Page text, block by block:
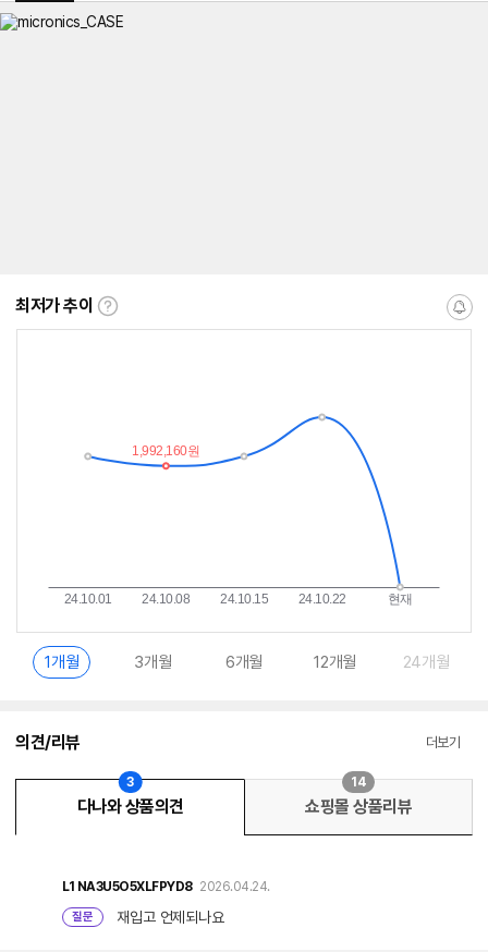
최저가 추이
최
알
1개월 3개월 6개월 12개월 24개월
의견/리뷰 더보기
다나와 상품의견
3
쇼핑몰 상품리뷰
14
L1 NA3U5O5XLFPYD8 2026.04.24.
질문 재입고 언제되나요